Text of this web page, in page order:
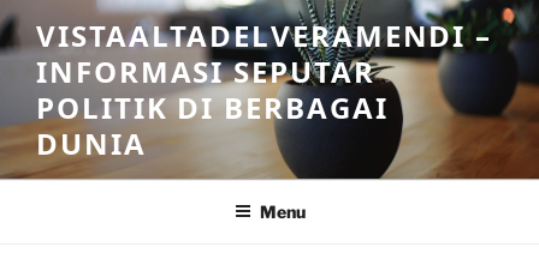
Skip
to
content
VISTAALTADELVERAMENDI –
INFORMASI SEPUTAR
POLITIK DI BERBAGAI
DUNIA
Menu